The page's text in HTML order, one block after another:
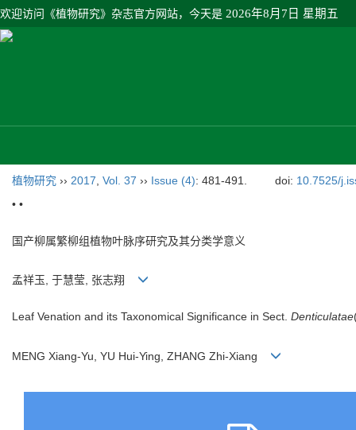
欢迎访问《植物研究》杂志官方网站，今天是 2026年8月7日 星期五
植物研究 ›› 2017 Vol. 37 ›› Issue (4): 481-491. doi: 10.7525/
• •
国产柳属繁柳组植物叶脉序研究及其分类学意义
孟祥玉, 于慧莹, 张志翔
Leaf Venation and its Taxonomical Significance in Sect. Denticulatae
MENG Xiang-Yu, YU Hui-Ying, ZHANG Zhi-Xiang